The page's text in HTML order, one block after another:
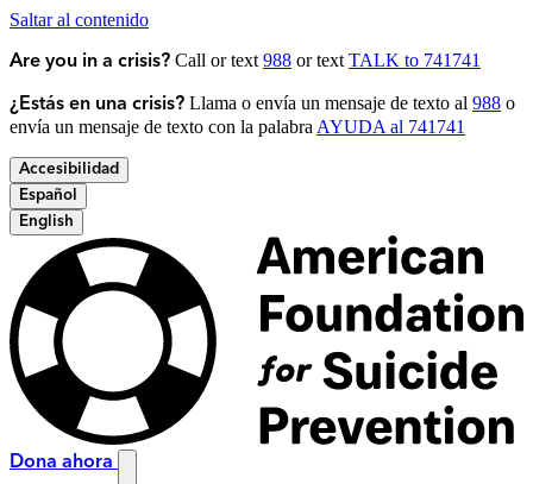
Saltar al contenido
Are you in a crisis? Call or text 988 or text TALK to 741741
¿Estás en una crisis? Llama o envía un mensaje de texto al 988 o
envía un mensaje de texto con la palabra AYUDA al 741741
Accesibilidad
Español
English
Dona ahora